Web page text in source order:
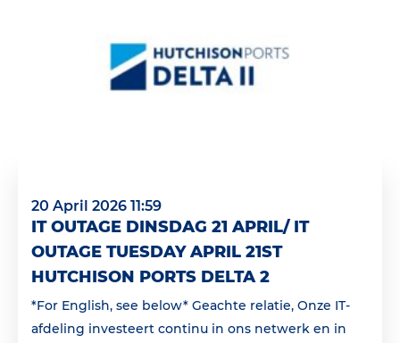
20 April 2026 11:59
IT OUTAGE DINSDAG 21 APRIL/ IT
OUTAGE TUESDAY APRIL 21ST
HUTCHISON PORTS DELTA 2
*For English, see below* Geachte relatie, Onze IT-
afdeling investeert continu in ons netwerk en in